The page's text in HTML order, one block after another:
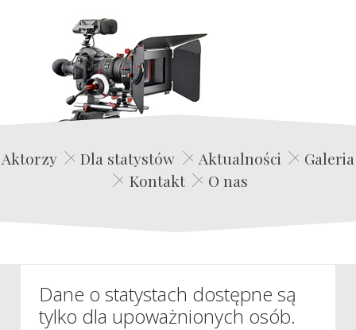
Edwin Film Agencja Aktorska
Aktorzy Dla statystów Aktualności
Galeria
Kontakt
O nas
Dane o statystach dostępne są
tylko dla upoważnionych osób.